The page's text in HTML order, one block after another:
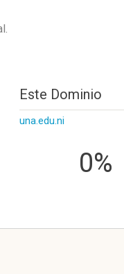
Este Dominio
una.edu.ni
0%